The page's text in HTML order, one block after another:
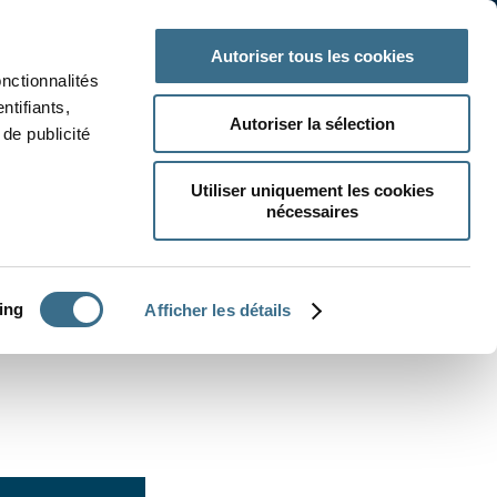
publicité
Afficher les détails
Autoriser tous les cookies
Autoriser la sélection
Utiliser uniquement les cookies
nécessaires